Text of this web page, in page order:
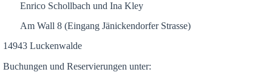
Enrico Schollbach und Ina Kley
Am Wall 8 (Eingang Jänickendorfer Strasse)
14943 Luckenwalde
Buchungen und Reservierungen unter: